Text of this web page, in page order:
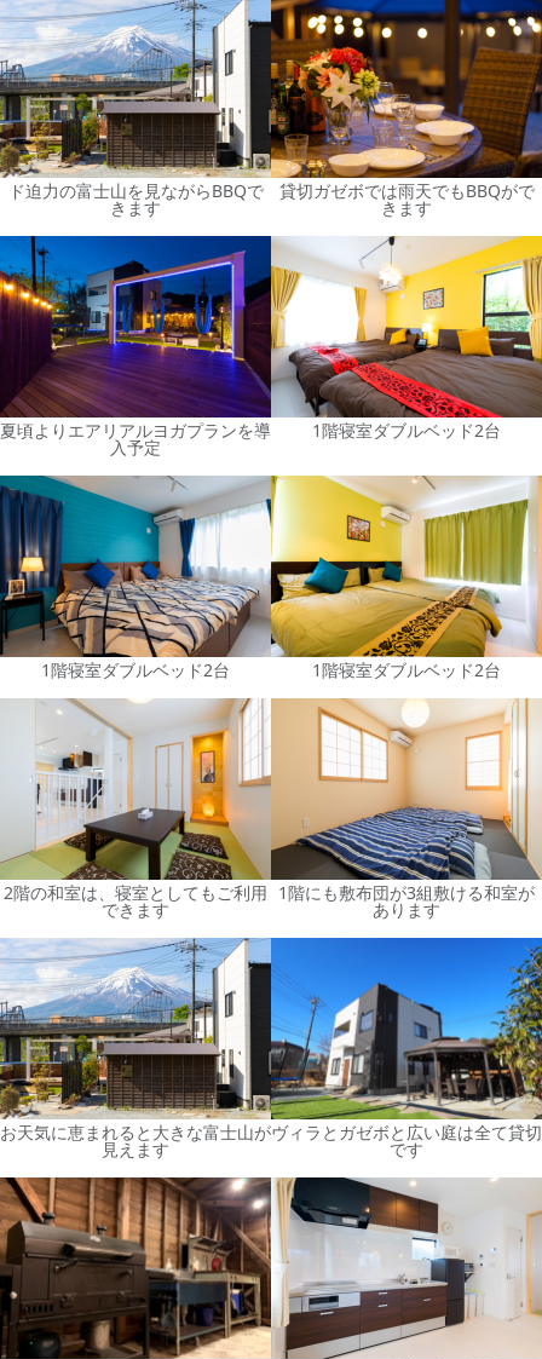
ド迫力の富士山を見ながらBBQで
きます
貸切ガゼボでは雨天でもBBQがで
きます
夏頃よりエアリアルヨガプランを導
入予定
1階寝室ダブルベッド2台
1階寝室ダブルベッド2台 1階寝室ダブルベッド2台
2階の和室は、寝室としてもご利用
できます
1階にも敷布団が3組敷ける和室が
あります
お天気に恵まれると大きな富士山が
見えます
ヴィラとガゼボと広い庭は全て貸切
です